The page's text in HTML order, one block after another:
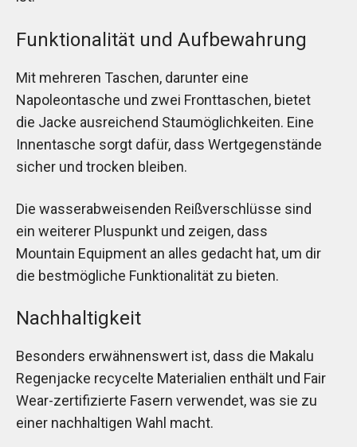
Funktionalität und Aufbewahrung
Mit mehreren Taschen, darunter eine
Napoleontasche und zwei Fronttaschen, bietet
die Jacke ausreichend Staumöglichkeiten. Eine
Innentasche sorgt dafür, dass Wertgegenstände
sicher und trocken bleiben.
Die wasserabweisenden Reißverschlüsse sind
ein weiterer Pluspunkt und zeigen, dass
Mountain Equipment an alles gedacht hat, um dir
die bestmögliche Funktionalität zu bieten.
Nachhaltigkeit
Besonders erwähnenswert ist, dass die Makalu
Regenjacke recycelte Materialien enthält und Fair
Wear-zertifizierte Fasern verwendet, was sie zu
einer nachhaltigen Wahl macht.